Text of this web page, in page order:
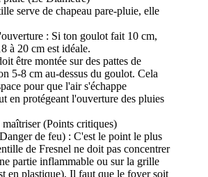
serve de chapeau pare-pluie, elle
: Si ton goulot fait 10 cm,
à 20 cm est idéale.
être montée sur des pattes de
5-8 cm au-dessus du goulot. Cela
pour que l'air s'échappe
en protégeant l'ouverture des pluies
maîtriser (Points critiques)
de feu) : C'est le point le plus
de Fresnel ne doit pas concentrer
partie inflammable ou sur la grille
en plastique). Il faut que le foyer soit